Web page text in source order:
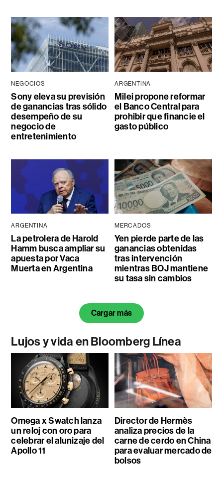
NEGOCIOS
Sony eleva su previsión
de ganancias tras sólido
desempeño de su
negocio de
entretenimiento
ARGENTINA
Milei propone reformar
el Banco Central para
prohibir que financie el
gasto público
ARGENTINA
La petrolera de Harold
Hamm busca ampliar su
apuesta por Vaca
Muerta en Argentina
MERCADOS
Yen pierde parte de las
ganancias obtenidas
tras intervención
mientras BOJ mantiene
su tasa sin cambios
Cargar más
Lujos y vida en Bloomberg Línea
Omega x Swatch lanza
un reloj con oro para
celebrar el alunizaje del
Apollo 11
Director de Hermès
analiza precios de la
carne de cerdo en China
para evaluar mercado de
bolsos